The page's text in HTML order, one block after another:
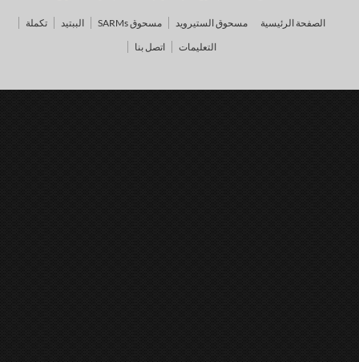
الصفحة الرئيسية مسحوق الستيرويد مسحوق SARMs الببتيد
تكملة
التعليمات
اتصل بنا